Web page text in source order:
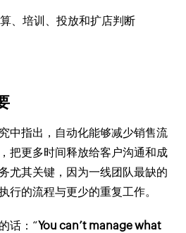
、培训、投放和扩店判断
中指出，自动化能够减少销售流
把更多时间释放给客户沟通和成
尤其关键，因为一线团队最缺的
行的流程与更少的重复工作。
话：“You can’t manage what